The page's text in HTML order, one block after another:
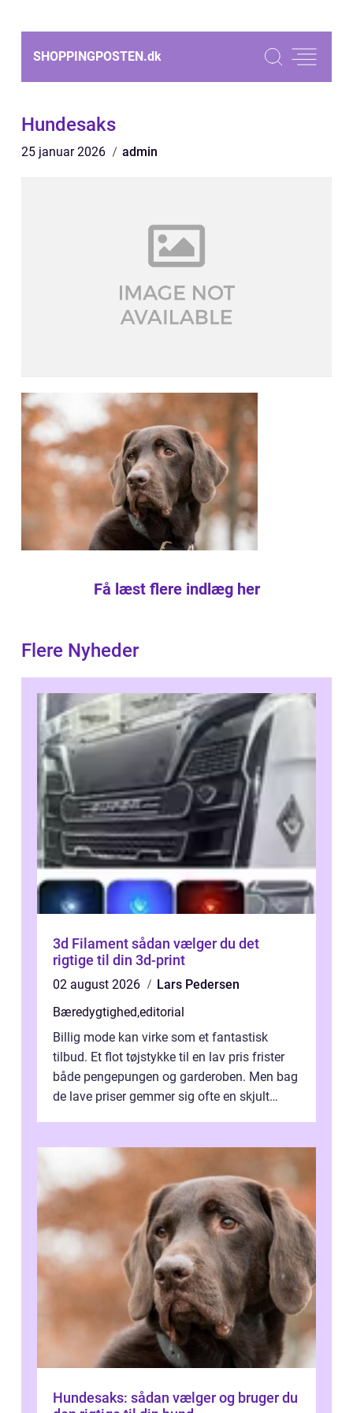
SHOPPINGPOSTEN.dk
Hundesaks
25 januar 2026 admin
Få læst flere indlæg her
Flere Nyheder
3d Filament sådan vælger du det
rigtige til din 3d-print
02 august 2026
Lars Pedersen
Bæredygtighed,editorial
Billig mode kan virke som et fantastisk
tilbud. Et flot tøjstykke til en lav pris frister
både pengepungen og garderoben. Men bag
de lave priser gemmer sig ofte en skjult
Hundesaks: sådan vælger og bruger du